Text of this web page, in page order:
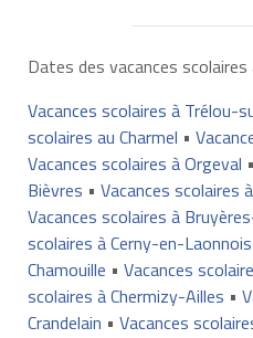
Dates des vacances
Vacances scolaires à Trélou-
scolaires au Charmel •
Vacances scolaires à Orgeval •
Bièvres • Vacances scolaires
Vacances scolaires à
scolaires à Cerny-en-Laonnois
Chamouille • Vacances
scolaires à Chermizy-Ailles •
Crandelain • Vacances